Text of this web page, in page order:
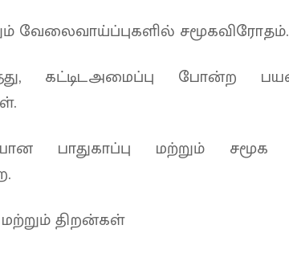
வேலைவாய்ப்புகளில் சமூகவிரோதம்.
கட்டிடஅமைப்பு போன்ற
பாதுகாப்பு மற்றும் சமூக
திறன்கள்